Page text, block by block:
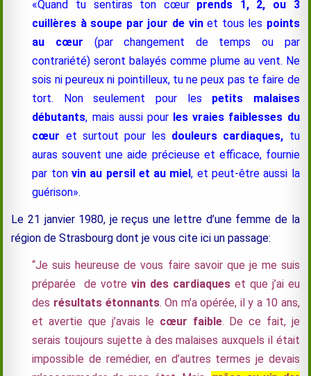
«Quand tu sentiras ton cœur prends 1, 2, ou 3
cuillères à soupe par jour de vinet tous les points
au cœur (par changement de temps ou par
contrariété) seront balayés comme plume au vent. Ne
sois ni peureux ni pointilleux, tu ne peux pas te faire de
tort. Non seulement pour les petits malaises
débutants, mais aussi pour les vraies faiblesses du
cœur et surtout pour les douleurs cardiaques, tu
auras souvent une aide précieuse et efficace, fournie
par tonvin au persil et au miel, et peut-être aussi la
guérison».
Le 21 janvier 1980, je reçus une lettre d’une femme de la
région de Strasbourg dont je vous cite ici un passage:
“Je suis heureuse de vous faire savoir que je me suis
préparée de votrevin des cardiaqueset que j’ai eu
des résultats étonnants. On m’a opérée, il y a 10 ans,
et avertie que j’avais le cœur faible. De ce fait, je
serais toujours sujette à des malaises auxquels il était
impossible de remédier, en d’autres termes je devais